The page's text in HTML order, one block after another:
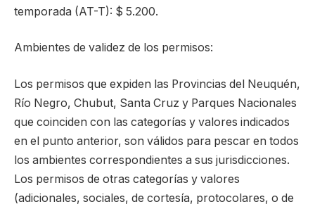
temporada (AT-T): $ 5.200.
Ambientes de validez de los permisos:
Los permisos que expiden las Provincias del Neuquén,
Río Negro, Chubut, Santa Cruz y Parques Nacionales
que coinciden con las categorías y valores indicados
en el punto anterior, son válidos para pescar en todos
los ambientes correspondientes a sus jurisdicciones.
Los permisos de otras categorías y valores
(adicionales, sociales, de cortesía, protocolares, o de